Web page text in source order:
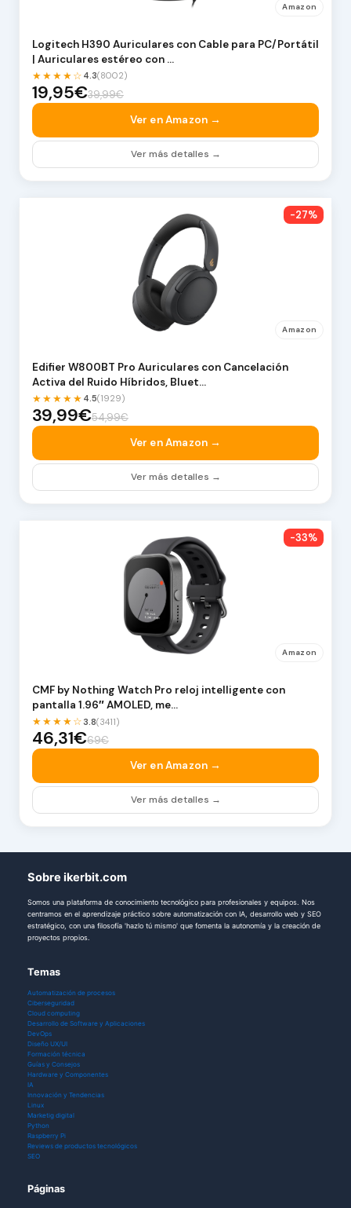
Amazon
Logitech H390 Auriculares con Cable para PC/Portátil
| Auriculares estéreo con …
★★★★☆ 4.3(8002)
19,95€39,99€
Ver en Amazon →
Ver más detalles →
-27%
Amazon
Edifier W800BT Pro Auriculares con Cancelación
Activa del Ruido Híbridos, Bluet…
★★★★★ 4.5(1929)
39,99€54,99€
Ver en Amazon →
Ver más detalles →
-33%
Amazon
CMF by Nothing Watch Pro reloj intelligente con
pantalla 1.96″ AMOLED, me…
★★★★☆3.8(3411)
46,31€69€
Ver en Amazon →
Ver más detalles →
Sobre ikerbit.com
Somos una plataforma de conocimiento tecnológico para profesionales y equipos. Nos
centramos en el aprendizaje práctico sobre automatización con IA, desarrollo web y SEO
estratégico, con una filosofía 'hazlo tú mismo' que fomenta la autonomía y la creación de
proyectos propios.
Temas
Automatización de procesos
Ciberseguridad
Cloud computing
Desarrollo de Software y Aplicaciones
DevOps
Diseño UX/UI
Formación técnica
Guías y Consejos
Hardware y Componentes
IA
Innovación y Tendencias
Linux
Marketig digital
Python
Raspberry Pi
Reviews de productos tecnológicos
SEO
Páginas